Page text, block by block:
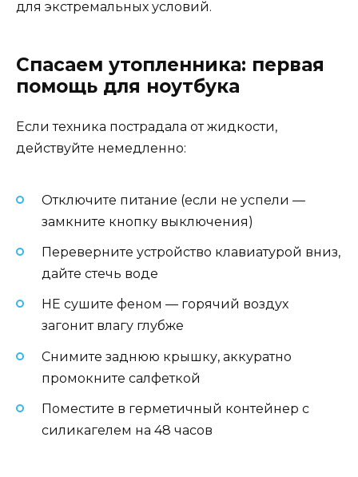
для экстремальных условий.
Спасаем утопленника: первая
помощь для ноутбука
Если техника пострадала от жидкости,
действуйте немедленно:
Отключите питание (если не успели —
замкните кнопку выключения)
Переверните устройство клавиатурой вниз,
дайте стечь воде
НЕ сушите феном — горячий воздух
загонит влагу глубже
Снимите заднюю крышку, аккуратно
промокните салфеткой
Поместите в герметичный контейнер с
силикагелем на 48 часов